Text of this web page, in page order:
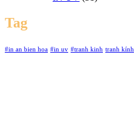
Tag
#in an bien hoa #in uv #tranh kinh tranh kính